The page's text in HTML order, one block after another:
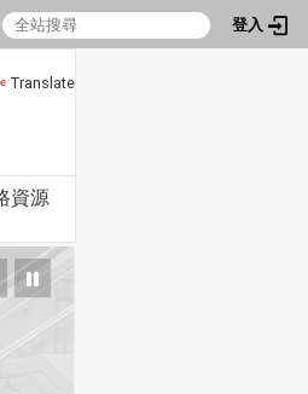
登入
Translate
資源